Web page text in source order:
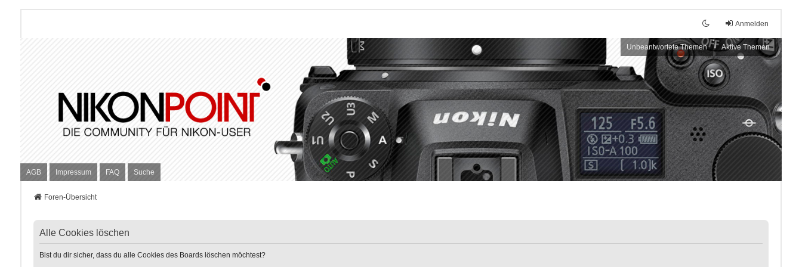
Anmelden
Unbeantwortete Themen Aktive Themen
AGB Impressum FAQ Suche
Foren-Übersicht
Alle Cookies löschen
Bist du dir sicher, dass du alle Cookies des Boards löschen möchtest?